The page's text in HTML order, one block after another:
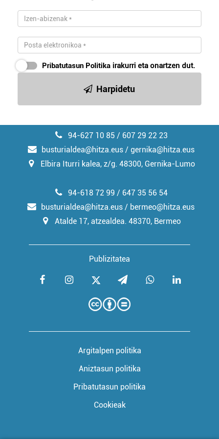
Pribatutasun Politika irakurri eta onartzen dut.
Harpidetu
94-627 10 85 / 607 29 22 23
busturialdea@hitza.eus / gernika@hitza.eus
Elbira Iturri kalea, z/g. 48300, Gernika-Lumo
Publizitatea
94-618 72 99 / 647 35 56 54
busturialdea@hitza.eus / bermeo@hitza.eus
Atalde 17, atzealdea. 48370, Bermeo
Argitalpen politika
Aniztasun politika
Pribatutasun politika
Cookieak